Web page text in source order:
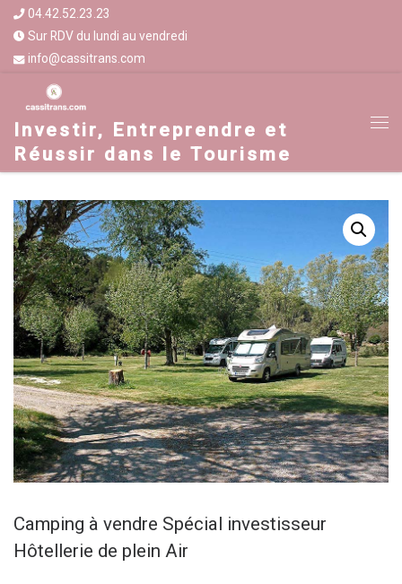
04.42.52.23.23
Sur RDV du lundi au vendredi
info@cassitrans.com
Investir, Entreprendre et
Réussir dans le Tourisme
Camping à vendre Spécial investisseur
Hôtellerie de plein Air